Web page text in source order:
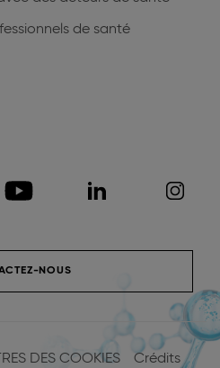
de santé
NOUS
DES COOKIES Crédits